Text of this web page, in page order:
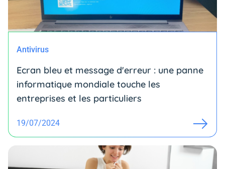
Antivirus
Ecran bleu et message d'erreur : une panne
informatique mondiale touche les
entreprises et les particuliers
19/07/2024